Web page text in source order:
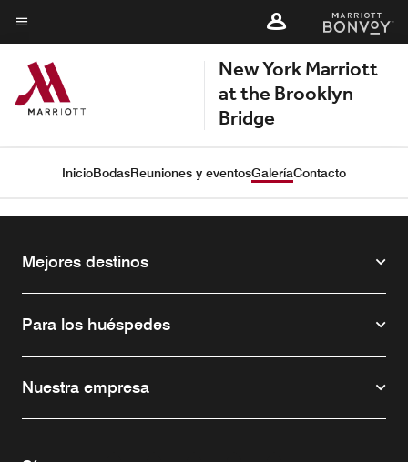
content
Skip
to
main
content
Texto del menú
New York Marriott
at the Brooklyn
Bridge
InicioBodasReuniones y eventosGaleríaContacto
Mejores destinos
Para los huéspedes
Nuestra empresa